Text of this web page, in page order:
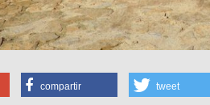
compartir tweet